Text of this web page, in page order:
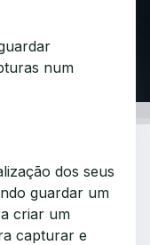
num
dos seus
guardar um
criar um
capturar e